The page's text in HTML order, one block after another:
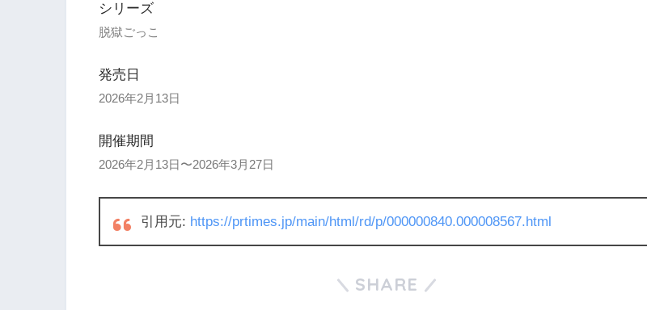
シリーズ
脱獄ごっこ
発売日
2026年2月13日
開催期間
2026年2月13日〜2026年3月27日
引用元: https://prtimes.jp/main/html/rd/p/000000840.000008567.html
SHARE